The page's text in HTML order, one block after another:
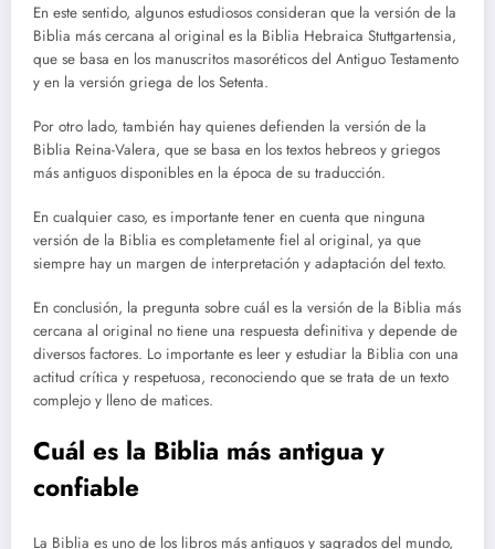
En este sentido, algunos estudiosos consideran que la versión de la
Biblia más cercana al original es la Biblia Hebraica Stuttgartensia,
que se basa en los manuscritos masoréticos del Antiguo Testamento
y en la versión griega de los Setenta.
Por otro lado, también hay quienes defienden la versión de la
Biblia Reina-Valera, que se basa en los textos hebreos y griegos
más antiguos disponibles en la época de su traducción.
En cualquier caso, es importante tener en cuenta que ninguna
versión de la Biblia es completamente fiel al original, ya que
siempre hay un margen de interpretación y adaptación del texto.
En conclusión, la pregunta sobre cuál es la versión de la Biblia más
cercana al original no tiene una respuesta definitiva y depende de
diversos factores. Lo importante es leer y estudiar la Biblia con una
actitud crítica y respetuosa, reconociendo que se trata de un texto
complejo y lleno de matices.
Cuál es la Biblia más antigua y
confiable
La Biblia es uno de los libros más antiguos y sagrados del mundo,